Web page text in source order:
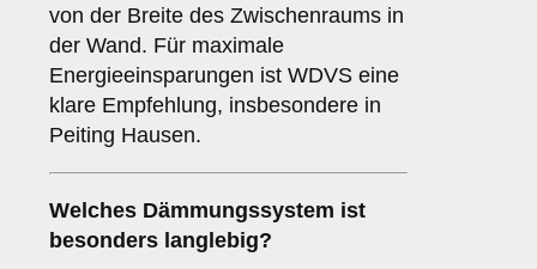
von der Breite des Zwischenraums in
der Wand. Für maximale
Energieeinsparungen ist WDVS eine
klare Empfehlung, insbesondere in
Peiting Hausen.
Welches Dämmungssystem ist
besonders langlebig?